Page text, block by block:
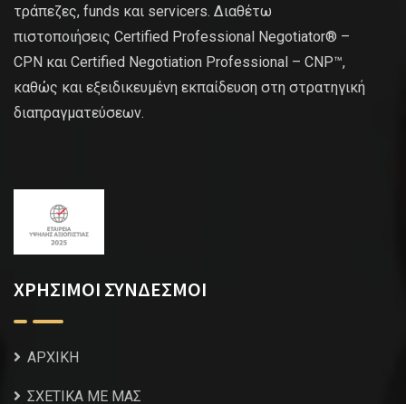
τράπεζες, funds και servicers. Διαθέτω
πιστοποιήσεις Certified Professional Negotiator® –
CPN και Certified Negotiation Professional – CNP™,
καθώς και εξειδικευμένη εκπαίδευση στη στρατηγική
διαπραγματεύσεων.
ΧΡΗΣΙΜΟΙ ΣΥΝΔΕΣΜΟΙ
ΑΡΧΙΚΗ
ΣΧΕΤΙΚΑ ΜΕ ΜΑΣ